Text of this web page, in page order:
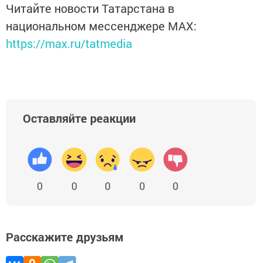
Читайте новости Татарстана в
национальном мессенджере MАХ:
https://max.ru/tatmedia
Оставляйте реакции
0 0 0 0 0
Расскажите друзьям